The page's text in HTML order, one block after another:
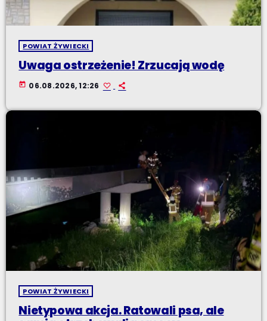
POWIAT ŻYWIECKI
Uwaga ostrzeżenie! Zrzucają wodę
today 06.08.2026, 12:26
POWIAT ŻYWIECKI
Nietypowa akcja. Ratowali psa, ale